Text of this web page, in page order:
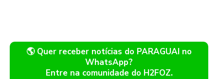
🌎 Quer receber notícias do PARAGUAI no
WhatsApp?
Entre na comunidade do H2FOZ.